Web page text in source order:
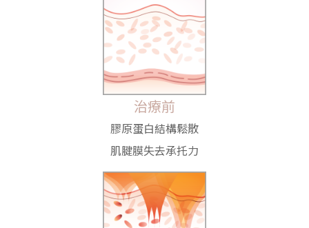
治療前
膠原蛋白結構鬆散
肌腱膜失去承托力